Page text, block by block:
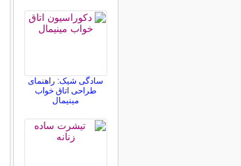
سادگی شیک: راهنمای
طراحی اتاق خواب
مینیمال